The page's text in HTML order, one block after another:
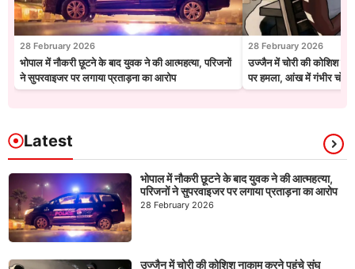
28 February 2026
भोपाल में नौकरी छूटने के बाद युवक ने की आत्महत्या, परिजनों
ने सुपरवाइजर पर लगाया प्रताड़ना का आरोप
28 February 2026
उज्जैन में चोरी की कोशिश
पर हमला, आंख में गंभीर चोट
Latest
भोपाल में नौकरी छूटने के बाद युवक ने की आत्महत्या,
परिजनों ने सुपरवाइजर पर लगाया प्रताड़ना का आरोप
28 February 2026
उज्जैन में चोरी की कोशिश नाकाम करने पहुंचे संघ